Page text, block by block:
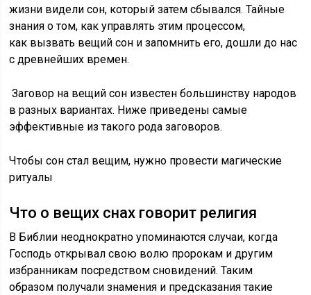
жизни видели сон, который затем сбывался. Тайные
знания о том, как управлять этим процессом,
как вызвать вещий сон и запомнить его, дошли до нас
с древнейших времен.
Заговор на вещий сон известен большинству народов
в разных вариантах. Ниже приведены самые
эффективные из такого рода заговоров.
Чтобы сон стал вещим, нужно провести магические
ритуалы
Что о вещих снах говорит религия
В Библии неоднократно упоминаются случаи, когда
Господь открывал свою волю пророкам и другим
избранникам посредством сновидений. Таким
образом получали знамения и предсказания такие